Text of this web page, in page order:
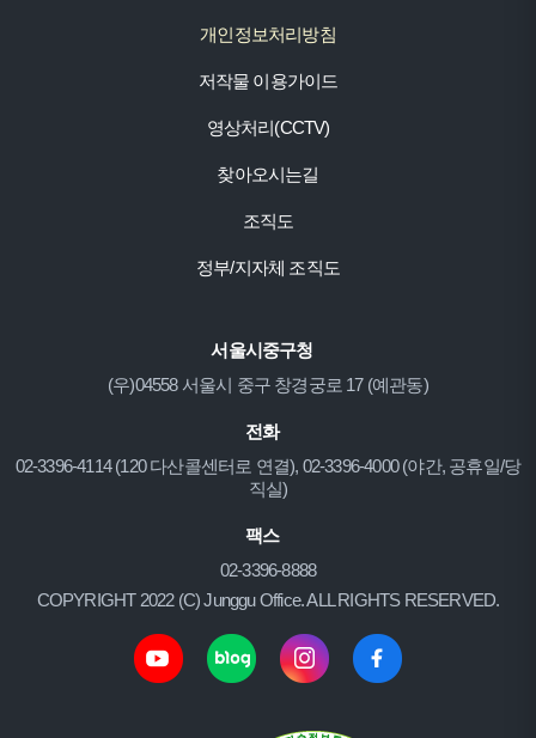
개인정보처리방침
저작물 이용가이드
영상처리(CCTV)
찾아오시는길
조직도
정부/지자체 조직도
서울시중구청
(우)04558 서울시 중구 창경궁로 17 (예관동)
전화
02-3396-4114 (120 다산콜센터로 연결), 02-3396-4000 (야간, 공휴일/당
직실)
팩스
02-3396-8888
COPYRIGHT 2022 (C) Junggu Office. ALL RIGHTS RESERVED.